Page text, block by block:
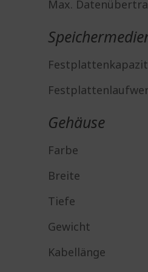
Max.
Gehäuse
Farbe
Breite
Tiefe
Gewicht
Kabellänge